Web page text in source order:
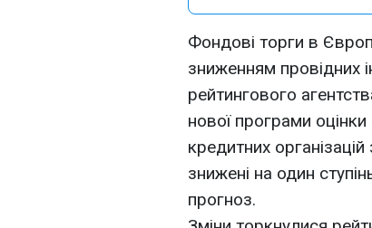
Фондові торги в
зниженням провідних
рейтингового
нової програми
кредитних
знижені на один
прогноз.